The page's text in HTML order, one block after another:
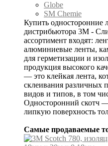
Globe
SM Chemie
Купить односторонние
дистрибьютора 3М -
ассортимент входят:
алюминиевые ленты,
для герметизации и
продукция высокого
— это клейкая лента,
склеивания различных
видов и типов, в том
Односторонний скотч
липкую поверхность
Самые продаваемые